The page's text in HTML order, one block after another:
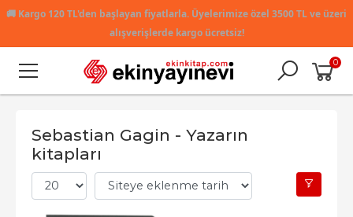
🚚 Kargo 120 TL'den başlayan fiyatlarla. Üyelerimize özel 3500 TL ve üzeri
alışverişlerde kargo ücretsiz!
0
Sebastian Gagin - Yazarın
kitapları